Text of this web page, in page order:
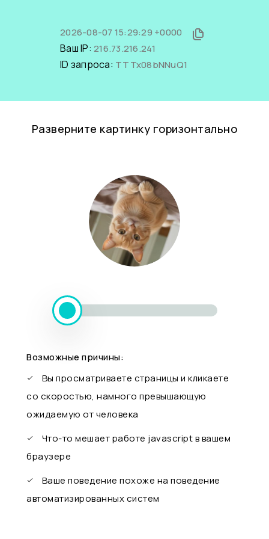
2026-08-07 15:29:29 +0000
Ваш IP: 216.73.216.241
ID запроса: TTTx08bNNuQ1
Разверните картинку горизонтально
Возможные причины:
Вы просматриваете страницы и кликаете
со скоростью, намного превышающую
ожидаемую от человека
Что-то мешает работе javascript в вашем
браузере
Ваше поведение похоже на поведение
автоматизированных систем